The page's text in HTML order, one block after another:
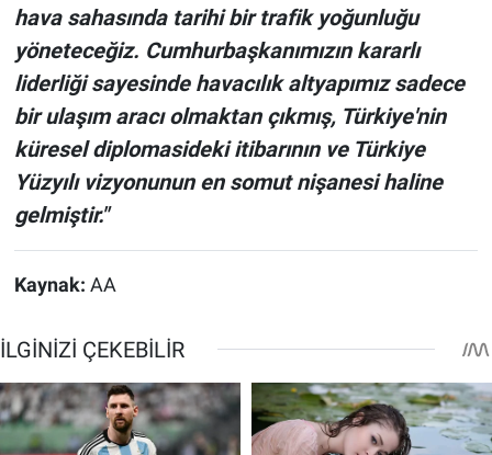
hava sahasında tarihi bir trafik yoğunluğu
yöneteceğiz. Cumhurbaşkanımızın kararlı
liderliği sayesinde havacılık altyapımız sadece
bir ulaşım aracı olmaktan çıkmış, Türkiye'nin
küresel diplomasideki itibarının ve Türkiye
Yüzyılı vizyonunun en somut nişanesi haline
gelmiştir."
Kaynak: AA